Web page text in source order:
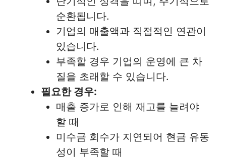
순환됩니다.
기업의 매출액과 직접적인 연관이
있습니다.
부족할 경우 기업의 운영에 큰 차
질을 초래할 수 있습니다.
필요한 경우:
매출 증가로 인해 재고를 늘려야
할 때
미수금 회수가 지연되어 현금 유동
성이 부족할 때